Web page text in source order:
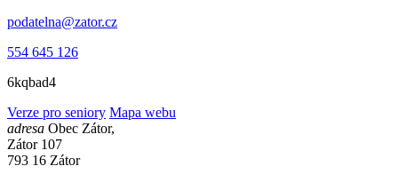
podatelna@zator.cz
554 645 126
6kqbad4
Verze pro seniory Mapa webu
adresa Obec Zátor,
Zátor 107
793 16 Zátor